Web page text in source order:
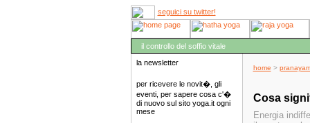
seguici su twitter!
il controllo del soffio vitale
per ricevere le novit�, gli
eventi, per sapere cosa c'�
di nuovo sul sito yoga.it ogni
mese
home >
Cosa
Energia